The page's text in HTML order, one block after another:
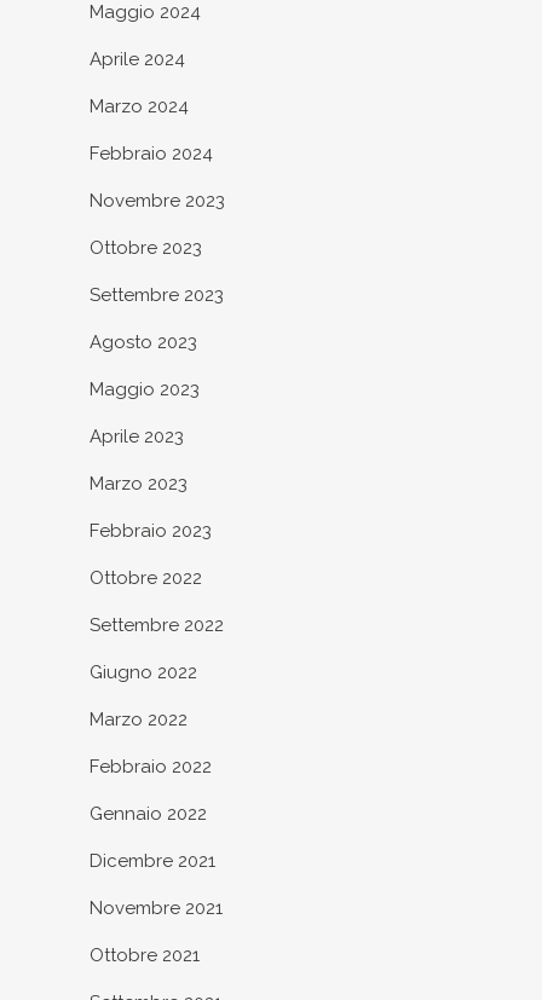
Maggio 2024
Aprile 2024
Marzo 2024
Febbraio 2024
Novembre 2023
Ottobre 2023
Settembre 2023
Agosto 2023
Maggio 2023
Aprile 2023
Marzo 2023
Febbraio 2023
Ottobre 2022
Settembre 2022
Giugno 2022
Marzo 2022
Febbraio 2022
Gennaio 2022
Dicembre 2021
Novembre 2021
Ottobre 2021